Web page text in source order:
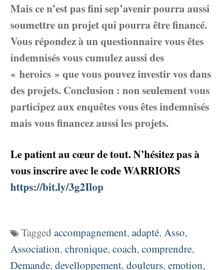
Mais ce n’est pas fini sep’avenir pourra aussi
soumettre un projet qui pourra être financé.
Vous répondez à un questionnaire vous êtes
indemnisés vous cumulez aussi des
« heroics » que vous pouvez investir vos dans
des projets. Conclusion : non seulement vous
participez aux enquêtes vous êtes indemnisés
mais vous financez aussi les projets.
Le patient au cœur de tout. N’hésitez pas à
vous inscrire avec le code WARRIORS
https://bit.ly/3g2Ilop
Tagged accompagnement, adapté, Asso,
Association, chronique, coach, comprendre,
Demande, develloppement, douleurs, emotion,